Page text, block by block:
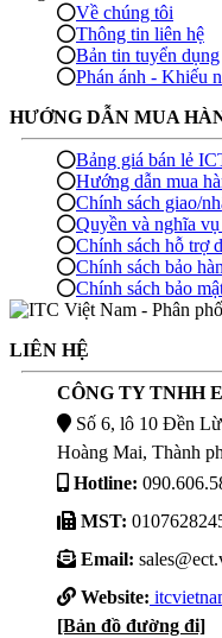
Về chúng tôi
Thông tin liên hệ
Bản tin tuyển dụng
Phán ánh - Khiếu
HƯỚNG DẪN MUA
Bảng giá bán lẻ
Hướng dẫn mua
Chính sách giao/
Quyền và nghĩa
Chính sách hỗ trợ
Chính sách bảo
Chính sách bảo
LIÊN HỆ
CÔNG TY TNHH
Số 6, lô 10 Đền
Hoàng Mai, Thành
Hotline:
MST:
Email:
Website:
[Bản đồ đường đi]